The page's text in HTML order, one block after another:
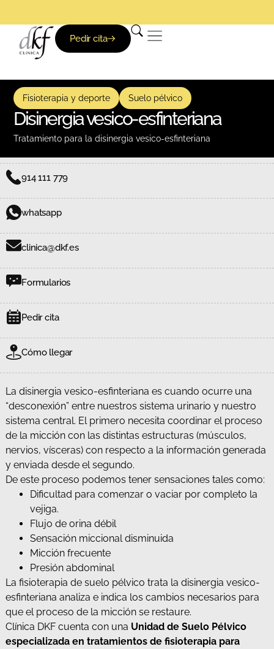
Pedir cita
Fisioterapia y deporte Suelo pélvico
Disinergia vesico-esfinteriana
Tratamiento para la disinergia vesico-esfinteriana
914 111 779
whatsapp
clinica@dkf.es
Formularios
Pedir cita
Cómo llegar
La disinergia vesico-esfinteriana es cuando ocurre una
“desconexión” entre nuestros sistema urinario y nuestro
sistema central. El primero necesita coordinar el proceso
de la micción con las distintas estructuras (músculos,
nervios, vísceras) con respecto a la información generada
y enviada desde el segundo.
De este proceso podemos tener sensaciones tales como:
Dificultad para comenzar o vaciar por completo la
vejiga.
Flujo de orina débil
Sensación miccional disminuida
Micción frecuente
Presión abdominal
La fisioterapia de suelo pélvico trata la disinergia vesico-
esfinteriana analiza e indica los cambios necesarios para
que el proceso de la micción se restaure.
Clínica DKF cuenta con una Unidad de Suelo Pélvico
especializada en tratamientos de fisioterapia para